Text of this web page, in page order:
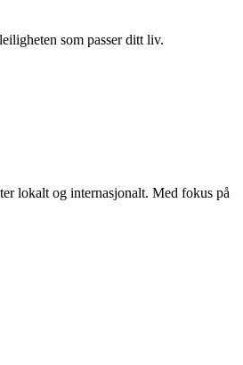
som passer ditt liv.
lokalt og internasjonalt. Med fokus på